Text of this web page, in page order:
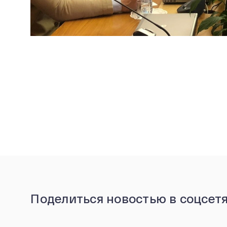
Поделиться новостью в